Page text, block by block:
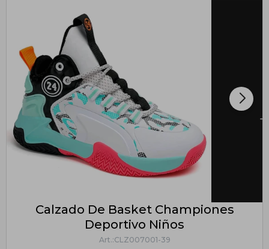
Calzado De Basket Championes
Deportivo Niños
CLZ007001-39